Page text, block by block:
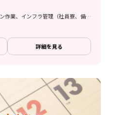
メンテナンス・保全、ライン作業、インフラ管理（社員寮、備品等）
詳細を見る